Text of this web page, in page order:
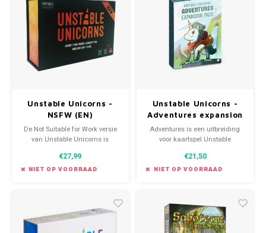
Unstable Unicorns -
NSFW (EN)
De Not Suitable for Work versie
van Unstable Unicorns is
moet vullen met prachtige
eenhoorns, maar dan uiteraard
€27,99
NIET OP VOORRAAD
Unstable Unicorns -
Adventures expansion
Adventures is een uitbreiding
voor kaartspel Unstable
bevat 54 nieuwe kaarten om je
Unstable Unicorns-avontuur
€21,50
NIET OP VOORRAAD